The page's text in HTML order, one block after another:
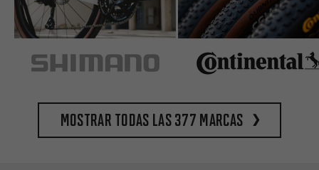
Mostrar todas las 377 marcas